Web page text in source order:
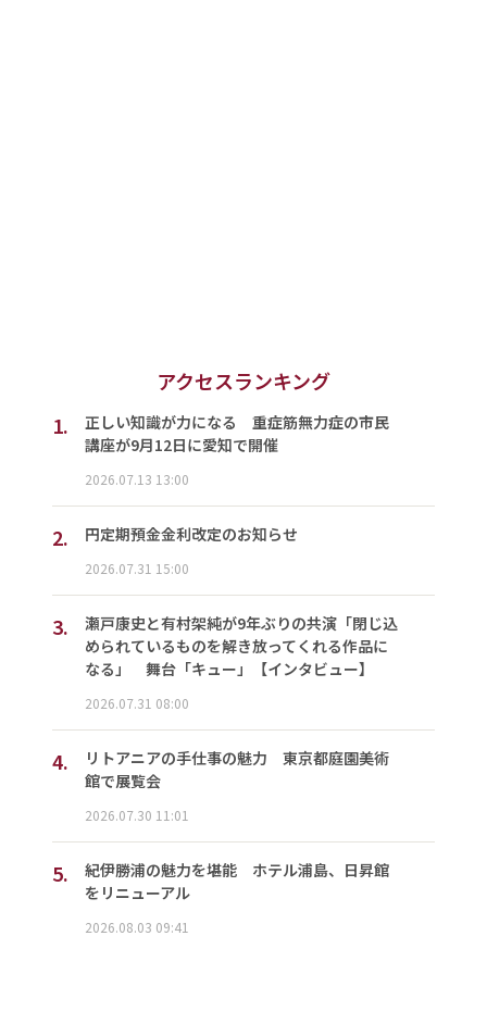
アクセスランキング
1.
正しい知識が力になる 重症筋無力症の市民
講座が9月12日に愛知で開催
2026.07.13 13:00
2. 円定期預金金利改定のお知らせ
2026.07.31 15:00
3.
瀬戸康史と有村架純が9年ぶりの共演「閉じ込
められているものを解き放ってくれる作品に
なる」 舞台「キュー」【インタビュー】
2026.07.31 08:00
4.
リトアニアの手仕事の魅力 東京都庭園美術
館で展覧会
2026.07.30 11:01
5.
紀伊勝浦の魅力を堪能 ホテル浦島、日昇館
をリニューアル
2026.08.03 09:41